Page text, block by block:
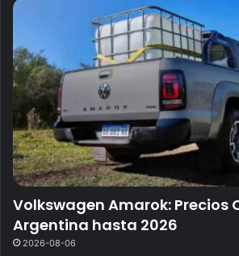
Volkswagen Amarok: Precios
Argentina hasta 2026
2026-08-06